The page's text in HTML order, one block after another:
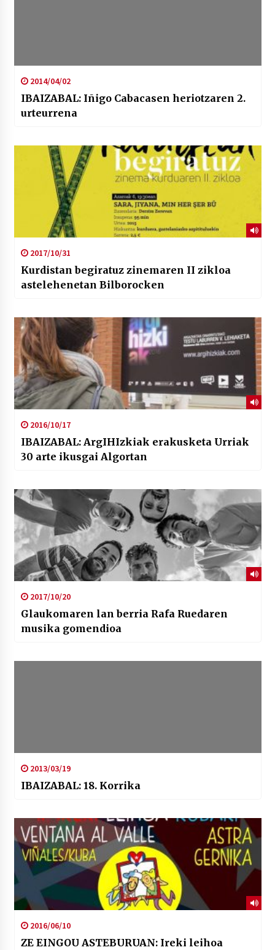
2014/04/02
IBAIZABAL: Iñigo Cabacasen heriotzaren 2.
urteurrena
2017/10/31
Kurdistan begiratuz zinemaren II zikloa
astelehenetan Bilborocken
2016/10/17
IBAIZABAL: ArgIHIzkiak erakusketa Urriak
30 arte ikusgai Algortan
2017/10/20
Glaukomaren lan berria Rafa Ruedaren
musika gomendioa
2013/03/19
IBAIZABAL: 18. Korrika
2016/06/10
ZE EINGOU ASTEBURUAN: Ireki leihoa